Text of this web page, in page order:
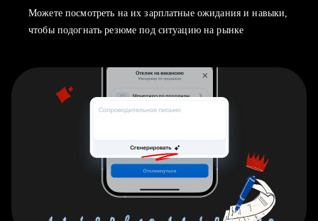
Можете посмотреть на их зарплатные ожидания и навыки,
чтобы подогнать резюме под ситуацию на рынке